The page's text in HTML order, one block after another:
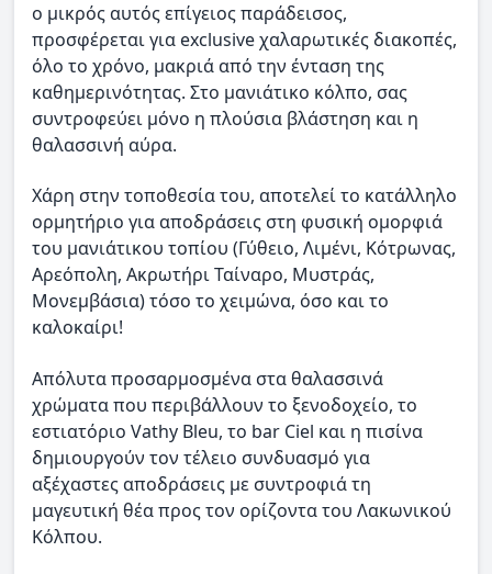
ο μικρός αυτός επίγειος παράδεισος,
προσφέρεται για exclusive χαλαρωτικές διακοπές,
όλο το χρόνο, μακριά από την ένταση της
καθημερινότητας. Στο μανιάτικο κόλπο, σας
συντροφεύει μόνο η πλούσια βλάστηση και η
θαλασσινή αύρα.
Χάρη στην τοποθεσία του, αποτελεί το κατάλληλο
ορμητήριο για αποδράσεις στη φυσική ομορφιά
του μανιάτικου τοπίου (Γύθειο, Λιμένι, Κότρωνας,
Αρεόπολη, Ακρωτήρι Ταίναρο, Μυστράς,
Μονεμβάσια) τόσο το χειμώνα, όσο και το
καλοκαίρι!
Απόλυτα προσαρμοσμένα στα θαλασσινά
χρώματα που περιβάλλουν το ξενοδοχείο, το
εστιατόριο Vathy Bleu, το bar Ciel και η πισίνα
δημιουργούν τον τέλειο συνδυασμό για
αξέχαστες αποδράσεις με συντροφιά τη
μαγευτική θέα προς τον ορίζοντα του Λακωνικού
Κόλπου.